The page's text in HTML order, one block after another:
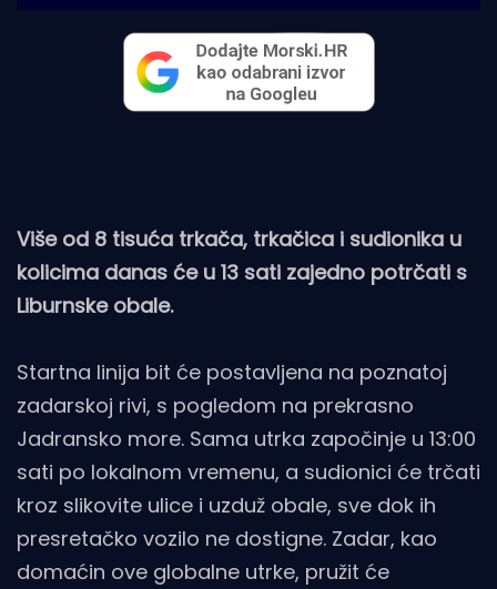
Više od 8 tisuća trkača, trkačica i sudionika u
kolicima danas će u 13 sati zajedno potrčati s
Liburnske obale.
Startna linija bit će postavljena na poznatoj
zadarskoj rivi, s pogledom na prekrasno
Jadransko more. Sama utrka započinje u 13:00
sati po lokalnom vremenu, a sudionici će trčati
kroz slikovite ulice i uzduž obale, sve dok ih
presretačko vozilo ne dostigne. Zadar, kao
domaćin ove globalne utrke, pružit će